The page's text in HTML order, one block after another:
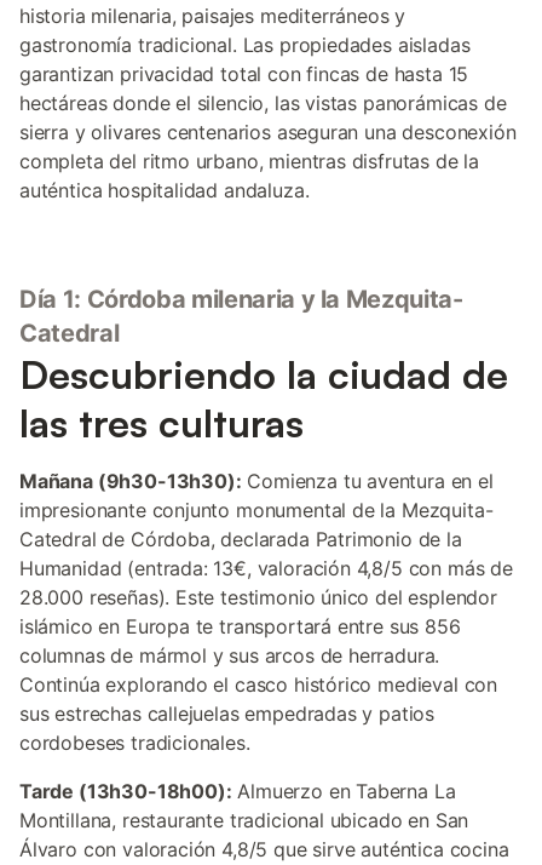
historia milenaria, paisajes mediterráneos y
gastronomía tradicional. Las propiedades aisladas
garantizan privacidad total con fincas de hasta 15
hectáreas donde el silencio, las vistas panorámicas de
sierra y olivares centenarios aseguran una desconexión
completa del ritmo urbano, mientras disfrutas de la
auténtica hospitalidad andaluza.
Día 1: Córdoba milenaria y la Mezquita-
Catedral
Descubriendo la ciudad de
las tres culturas
Mañana (9h30-13h30): Comienza tu aventura en el
impresionante conjunto monumental de la Mezquita-
Catedral de Córdoba, declarada Patrimonio de la
Humanidad (entrada: 13€, valoración 4,8/5 con más de
28.000 reseñas). Este testimonio único del esplendor
islámico en Europa te transportará entre sus 856
columnas de mármol y sus arcos de herradura.
Continúa explorando el casco histórico medieval con
sus estrechas callejuelas empedradas y patios
cordobeses tradicionales.
Tarde (13h30-18h00): Almuerzo en Taberna La
Montillana, restaurante tradicional ubicado en San
Álvaro con valoración 4,8/5 que sirve auténtica cocina